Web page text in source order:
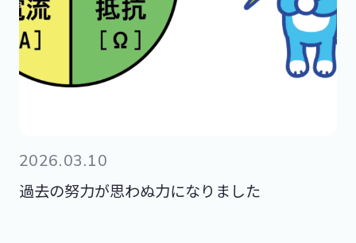
2026.03.10
過去の努力が思わぬ力になりました